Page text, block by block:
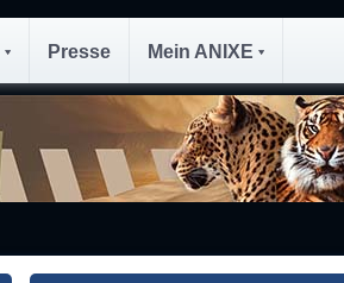
Presse Mein ANIXE